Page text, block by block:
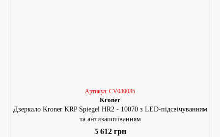
Артикул: CV030035
Kroner
Дзеркало Kroner KRP Spiegel HR2 - 10070 з LED-підсвічуванням
та антизапотіванням
5 612 грн